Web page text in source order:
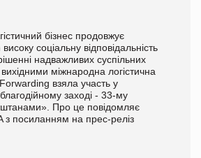
бізнес продовжує
соціальну відповідальність
надважливих суспільних
міжнародна логістична
взяла участь у
заході - 33-му
Про це повідомляє
з посиланням на прес-реліз